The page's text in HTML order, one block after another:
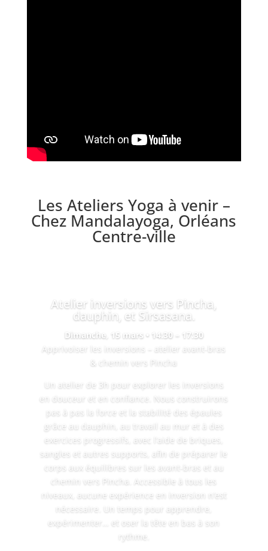
Les Ateliers Yoga à venir –
Chez Mandalayoga, Orléans
Centre-ville
Atelier inversions vers Pincha,
dauphin, et Sirsasana.
Dimanche, 15 mars • 14:30 – 17:30
Apprivoiser les inversions – atelier avant-bras
& chemin vers Pincha
Un atelier de 3h pour explorer les inversions
en douceur et en confiance. Nous construirons
pas à pas la force et la stabilité des épaules
grâce au dauphin, au travail au mur et à des
exercices progressifs, avec l’aide de briques,
sangles et autres supports, afin de préparer le
corps aux équilibres sur les avant-bras et au
chemin vers Pincha. Accessible à tous les
niveaux, aucune expérience en inversion n’est
nécessaire. Un temps pour apprendre,
expérimenter… et oser la tête en bas à son
rythme.